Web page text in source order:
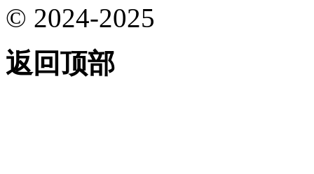
© 2024-2025
返回顶部